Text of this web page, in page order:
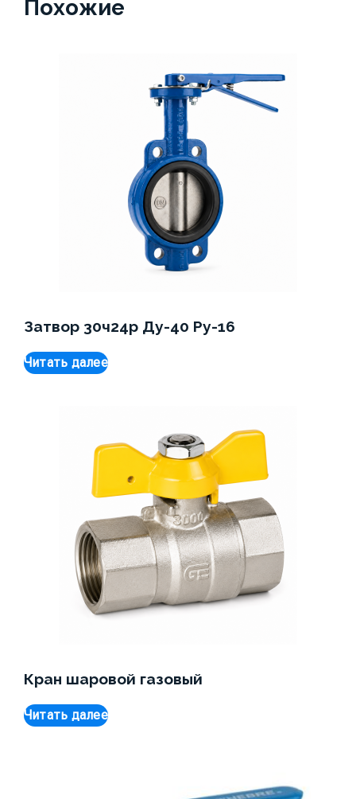
Похожие
Затвор 30ч24р Ду-40 Ру-16
Читать далее
Кран шаровой газовый
Читать далее